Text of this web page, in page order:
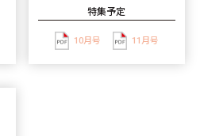
特集予定
10月号 11月号